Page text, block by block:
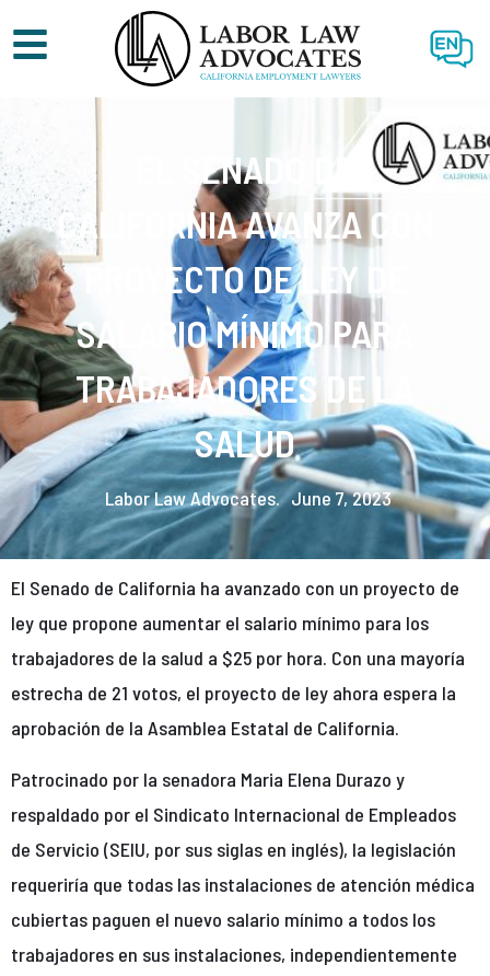
EN
EL SENADO DE
CALIFORNIA AVANZA CON
PROYECTO DE LEY DE
SALARIO MÍNIMO PARA
TRABAJADORES DE LA
SALUD
Labor Law Advocates. June 7, 2023
El Senado de California ha avanzado con un proyecto de
ley que propone aumentar el salario mínimo para los
trabajadores de la salud a $25 por hora. Con una mayoría
estrecha de 21 votos, el proyecto de ley ahora espera la
aprobación de la Asamblea Estatal de California.
Patrocinado por la senadora Maria Elena Durazo y
respaldado por el Sindicato Internacional de Empleados
de Servicio (SEIU, por sus siglas en inglés), la legislación
requeriría que todas las instalaciones de atención médica
cubiertas paguen el nuevo salario mínimo a todos los
trabajadores en sus instalaciones, independientemente